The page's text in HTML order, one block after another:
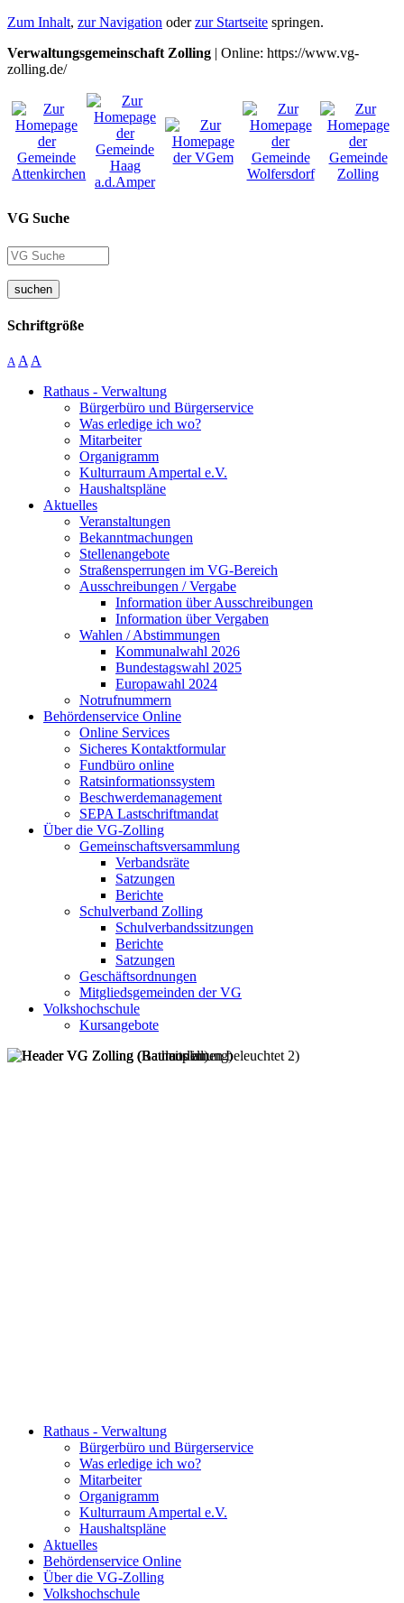
Zum Inhalt, zur Navigation oderzur Startseite springen.
Verwaltungsgemeinschaft Zolling | Online: https://www.vg-
zolling.de/
VG Suche
suchen
Schriftgröße
A A A
Rathaus - Verwaltung
Bürgerbüro und Bürgerservice
Was erledige ich wo?
Mitarbeiter
Organigramm
Kulturraum Ampertal e.V.
Haushaltspläne
Aktuelles
Veranstaltungen
Bekanntmachungen
Stellenangebote
Straßensperrungen im VG-Bereich
Ausschreibungen / Vergabe
Information über Ausschreibungen
Information über Vergaben
Wahlen / Abstimmungen
Kommunalwahl 2026
Bundestagswahl 2025
Europawahl 2024
Notrufnummern
Behördenservice Online
Online Services
Sicheres Kontaktformular
Fundbüro online
Ratsinformationssystem
Beschwerdemanagement
SEPA Lastschriftmandat
Über die VG-Zolling
Gemeinschaftsversammlung
Verbandsräte
Satzungen
Berichte
Schulverband Zolling
Schulverbandssitzungen
Berichte
Satzungen
Geschäftsordnungen
Mitgliedsgemeinden der VG
Volkshochschule
Kursangebote
Rathaus - Verwaltung
Bürgerbüro und Bürgerservice
Was erledige ich wo?
Mitarbeiter
Organigramm
Kulturraum Ampertal e.V.
Haushaltspläne
Aktuelles
Behördenservice Online
Über die VG-Zolling
Volkshochschule